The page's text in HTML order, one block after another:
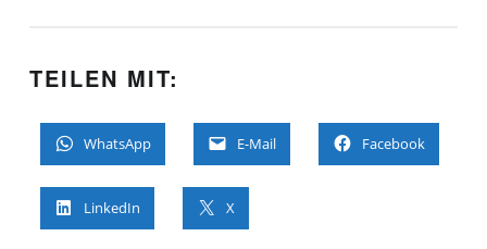
TEILEN MIT:
WhatsApp E-Mail Facebook
LinkedIn X